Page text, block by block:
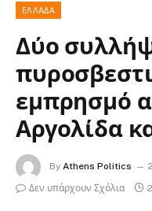
ΕΛΛΆΔΑ
Δύο
εμπρησμό
Αργολίδα
By Athens Politics
Δεν υπάρχουν Σχόλια